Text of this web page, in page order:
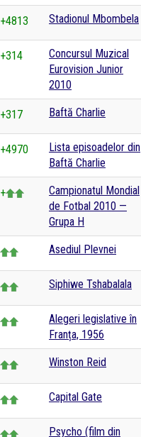
+4813 Stadionul Mbombela
+314
Concursul Muzical
Eurovision Junior
2010
+317 Baftă Charlie
+4970
Lista episoadelor din
Baftă Charlie
+
Campionatul Mondial
de Fotbal 2010 —
Grupa H
Asediul Plevnei
Siphiwe Tshabalala
Alegeri legislative în
Franța, 1956
Winston Reid
Capital Gate
Psycho (film din